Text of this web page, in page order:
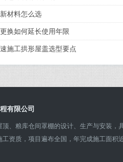
材料怎么选
换如何延长使用年限
施工拱形屋盖选型要点
有限公司
、粮库仓间罩棚的设计、生产与安装，
工资质，项目遍布全国，年完成施工面积